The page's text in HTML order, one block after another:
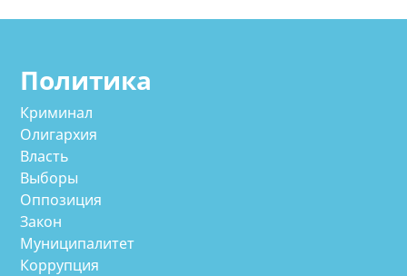
Политика
Криминал
Олигархия
Власть
Выборы
Оппозиция
Закон
Муниципалитет
Коррупция